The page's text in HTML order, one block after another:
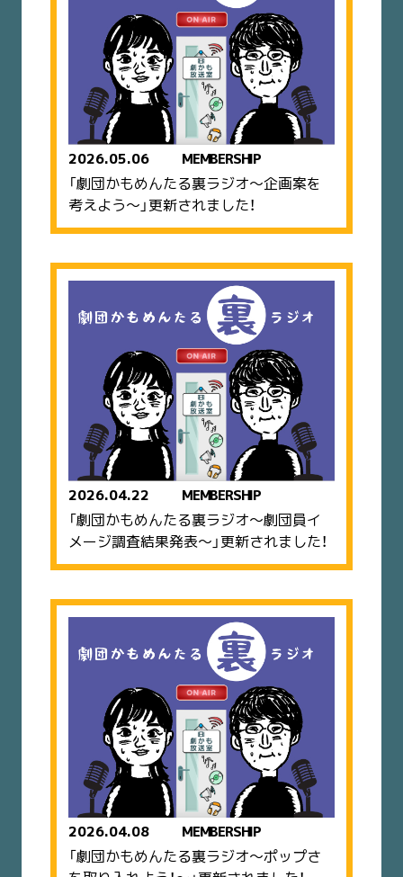
2026.05.06 MEMBERSHIP
「劇団かもめんたる裏ラジオ〜企画案を
考えよう〜」更新されました！
2026.04.22 MEMBERSHIP
「劇団かもめんたる裏ラジオ〜劇団員イ
メージ調査結果発表〜」更新されました！
2026.04.08 MEMBERSHIP
「劇団かもめんたる裏ラジオ〜ポップさ